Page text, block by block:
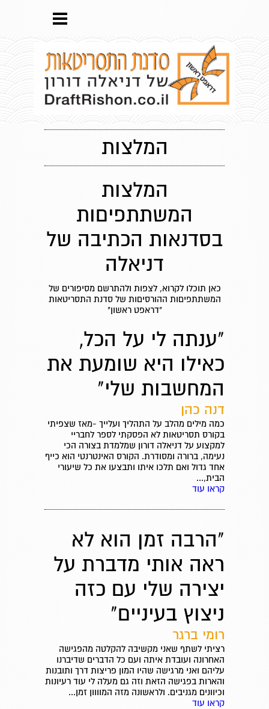
המלצות
המלצות
המשתתפיםות
בסדנאות הכתיבה של
דניאלה
כאן תוכלו לקרוא, לצפות ולהתרשם מסיפורים של
המשתתפיםות ההורסיםות של סדנת התסריטאות
"דראפט ראשון"
"ענתה לי על הכל,
כאילו היא שומעת את
המחשבות שלי"
דנה כהן
כמה מילים מהלב על התהליך ועלייך -מאז שצפיתי
בקורס תסריטאות לא הפסקתי לספר לחבריי
למקצוע על דניאלה דורון שמלמדת בצורה הכי
נעימה, ברורה ומסודרת. הקורס האינטרנטי הוא כייף
אחד גדול ואם תלכו איתו ותבצעו את כל שיעורי
הבית,...
קראו עוד
"הרבה זמן הוא לא
ראה אותי מדברת על
יצירה שלי עם כזה
ניצוץ בעיניים"
רומי ברגר
רציתי לשתף שאני מקשיבה להקלטה מהפגישה
האחרונה ועובדת איתה ועם כל הדברים שדיברנו
עליהם ואני מרגישה שהיו המון פריצות דרך ותובנות
והארות בפגישה הזאת וזה גם מעלה לי עוד רעיונות
וכיוונים מגניבים. ולראשונה מזה המוווון זמן...
קראו עוד